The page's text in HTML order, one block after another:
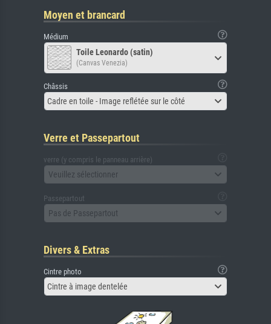
Moyen et brancard
Médium
Toile Leonardo (satin)
(Canvas Venezia)
Châssis
Cadre en toile - Image reflétée sur le côté
Verre et Passepartout
verre (y compris le panneau arrière)
Veuillez sélectionner
Passepartout
Pas de Passepartout
Divers & Extras
Cintre photo
Cintre à image dentelée